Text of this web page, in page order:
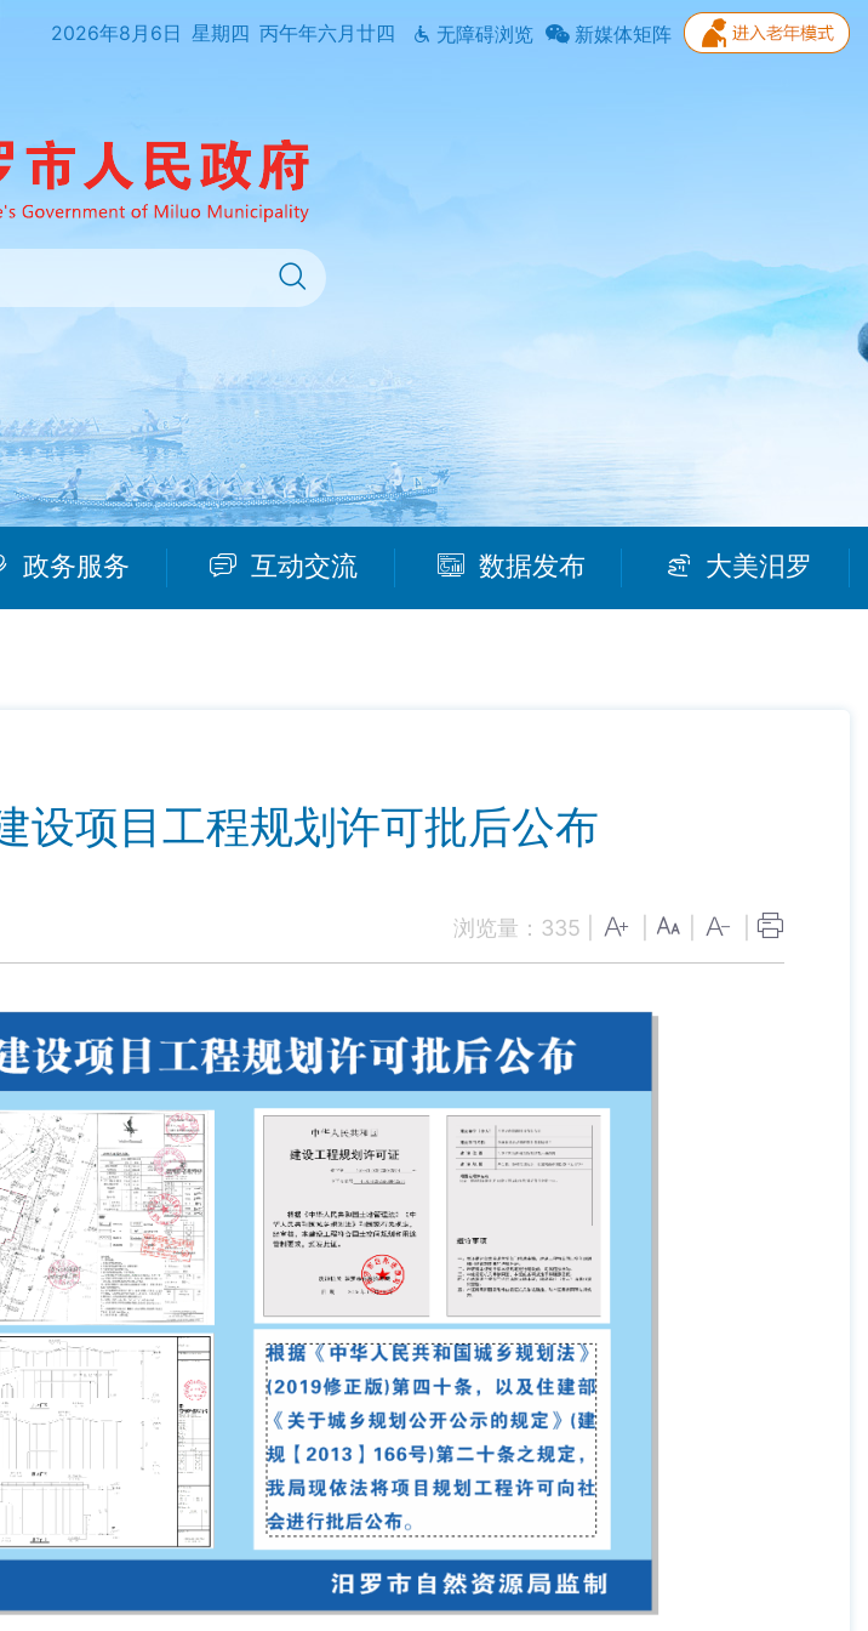
2026年8月6日 星期四 丙午年六月廿四 无障碍浏览 新媒体矩阵
政务服务 互动交流 数据发布 大美汨罗
设项目工程规划许可批后公布
浏览量： 335